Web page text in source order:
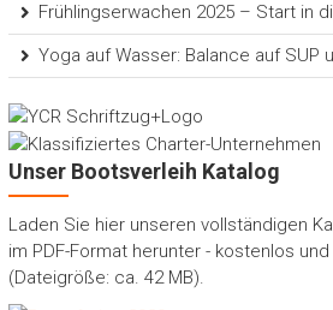
Frühlingserwachen 2025 – Start in
Yoga auf Wasser: Balance auf SUP
Unser Bootsverleih Katalog
Laden Sie hier unseren vollständigen
im PDF-Format herunter - kostenlos
(Dateigröße: ca. 42 MB).